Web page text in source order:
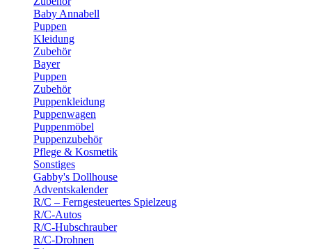
Baby Annabell
Puppen
Kleidung
Zubehör
Bayer
Puppen
Zubehör
Puppenkleidung
Puppenwagen
Puppenmöbel
Puppenzubehör
Pflege & Kosmetik
Sonstiges
Gabby's Dollhouse
Adventskalender
R/C – Ferngesteuertes Spielzeug
R/C-Autos
R/C-Hubschrauber
R/C-Drohnen